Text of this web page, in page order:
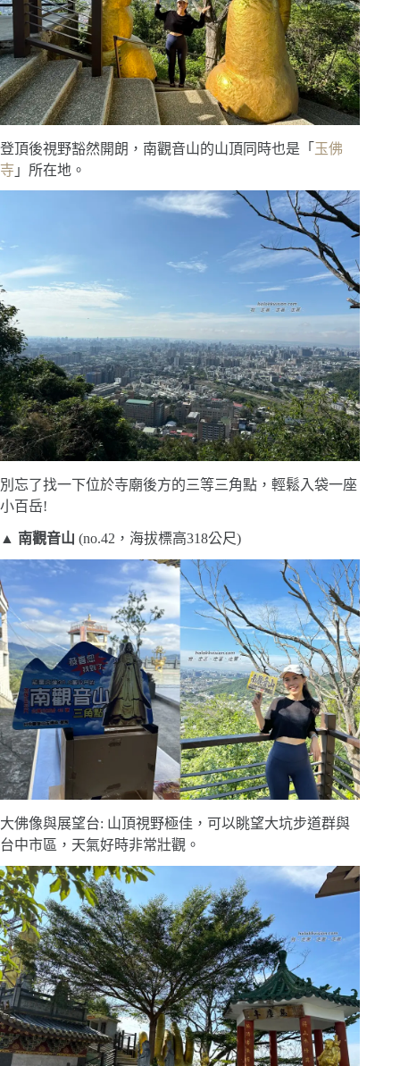
登頂後視野豁然開朗，南觀音山的山頂同時也是「 玉佛
寺 」所在地。
別忘了找一下位於寺廟後方的三等三角點，輕鬆入袋一座
小百岳!
▲ 南觀音山 (no.42，海拔標高318公尺)
大佛像與展望台: 山頂視野極佳，可以眺望大坑步道群與
台中市區，天氣好時非常壯觀。